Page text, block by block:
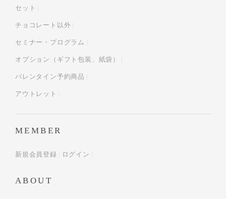
セット
チョコレート以外
セミナー・プログラム
オプション（ギフト包装、紙袋）
バレンタイン予約商品
アウトレット
MEMBER
新規会員登録 ログイン
ABOUT